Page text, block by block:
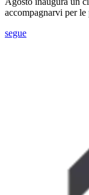
accompagnarvi per
segue